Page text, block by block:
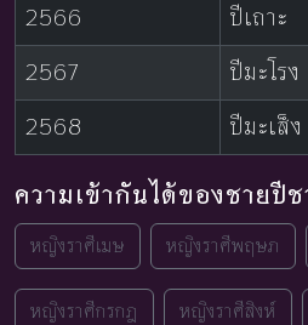
2566
ปีเถาะ
2567
ปีมะโรง
2568
ปีมะเส็ง
ความเข้ากันได้ของชายปี
หญิงราศีเมษ หญิงราศีพฤษภ
หญิงราศีกรกฎ หญิงราศีสิงห์